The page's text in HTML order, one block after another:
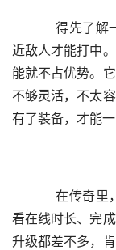
得先了解
近敌人才能打中
能就不占优势。
不够灵活，不太
有了装备，才能一
在传奇里
看在线时长、完
升级都差不多，